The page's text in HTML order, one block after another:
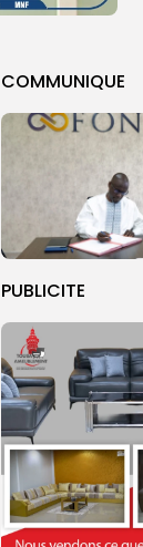
COMMUNIQUE
PUBLICITE